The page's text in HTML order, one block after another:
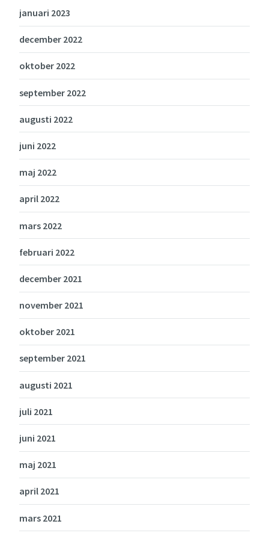
januari 2023
december 2022
oktober 2022
september 2022
augusti 2022
juni 2022
maj 2022
april 2022
mars 2022
februari 2022
december 2021
november 2021
oktober 2021
september 2021
augusti 2021
juli 2021
juni 2021
maj 2021
april 2021
mars 2021